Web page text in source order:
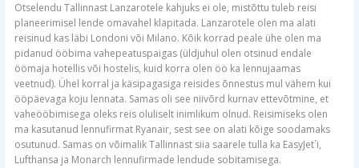
Otselendu Tallinnast Lanzarotele kahjuks ei ole, mistõttu tuleb reisi
planeerimisel lende omavahel klapitada. Lanzarotele olen ma alati
reisinud kas läbi Londoni või Milano. Kõik korrad peale ühe olen ma
pidanud ööbima vahepeatuspaigas (üldjuhul olen otsinud endale
öömaja hotellis või hostelis, kuid korra olen öö ka lennujaamas
veetnud). Ühel korral ja käsipagasiga reisides õnnestus mul vähem kui
ööpäevaga koju lennata. Samas oli see niivõrd kurnav ettevõtmine, et
vaheööbimisega oleks reis oluliselt inimlikum olnud. Reisimiseks olen
ma kasutanud lennufirmat Ryanair, sest see on alati kõige soodamaks
osutunud. Samas on võimalik Tallinnast siia saarele tulla ka EasyJet´i,
Lufthansa ja Monarch lennufirmade lendude sobitamisega.